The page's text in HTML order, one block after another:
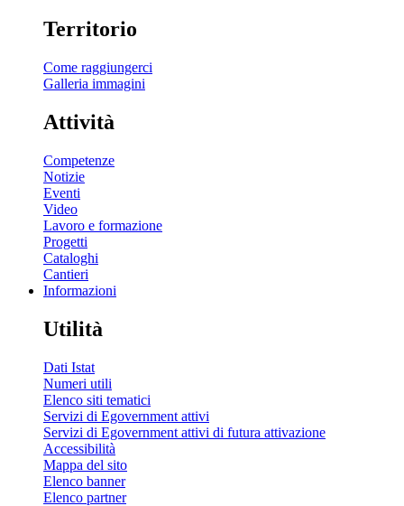
Territorio
Come raggiungerci
Galleria immagini
Attività
Competenze
Notizie
Eventi
Video
Lavoro e formazione
Progetti
Cataloghi
Cantieri
Informazioni
Utilità
Dati Istat
Numeri utili
Elenco siti tematici
Servizi di Egovernment attivi
Servizi di Egovernment attivi di futura attivazione
Accessibilità
Mappa del sito
Elenco banner
Elenco partner